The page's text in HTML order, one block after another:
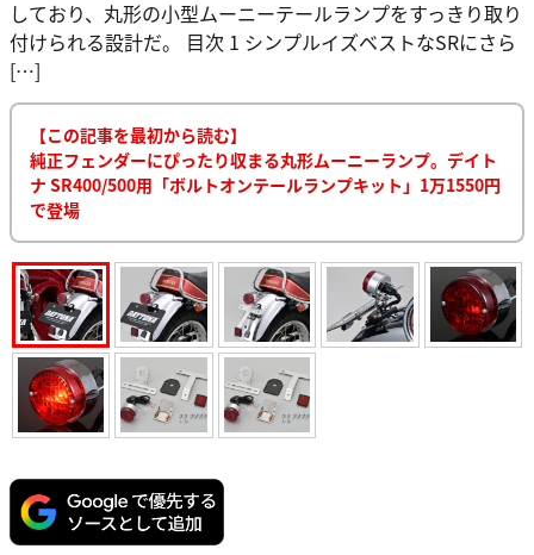
しており、丸形の小型ムーニーテールランプをすっきり取り
付けられる設計だ。 目次 1 シンプルイズベストなSRにさら
[…]
【この記事を最初から読む】
純正フェンダーにぴったり収まる丸形ムーニーランプ。デイト
ナ SR400/500用「ボルトオンテールランプキット」1万1550円
で登場